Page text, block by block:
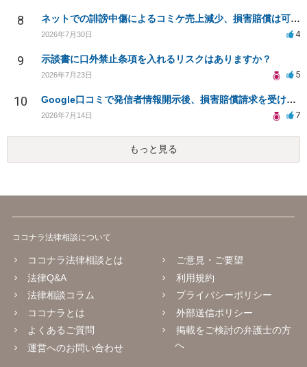
8 ネットでの誹謗中傷によるコミケ売上減少、損害賠償は可能か？
2026年7月30日 4
9 示談書に口外禁止条項を入れるリスクはありますか？
2026年7月23日 5
10 Google口コミで発信者情報開示後、損害賠償請求を受けています。示談について相談です。
2026年7月14日 7
もっと見る
ココナラ法律相談について
ココナラ法律相談とは
法律Q&A
法律相談コラム
ココナラとは
よくあるご質問
運営へのお問い合わせ
ご意見・ご要望
利用規約
プライバシーポリシー
外部送信ポリシー
掲載をご検討の弁護士の方
へ